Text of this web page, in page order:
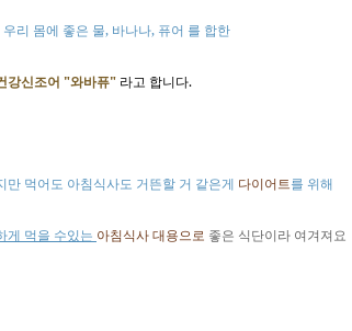
우리 몸에 좋은 물, 바나나, 퓨어 를 합한
강신조어 "와바퓨" 라고 합니다.
만 먹어도 아침식사도 거뜬할 거 같은게 다이어트를 위해
게 먹을 수있는 아침식사 대용으로 좋은 식단이라 여겨져요